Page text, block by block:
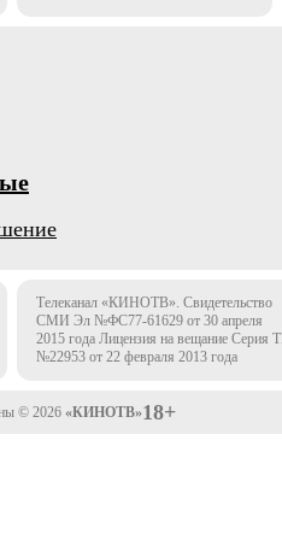
Телеканал «КИНОТВ». Свидетельство
СМИ Эл №ФС77-61629 от 30 апреля
2015 года Лицензия на вещание Серия
№22953 от 22 февраля 2013 года
© 2026 «КИНОТВ»18+